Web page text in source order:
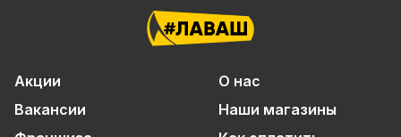
Акции
О нас
Вакансии
Наши магазины